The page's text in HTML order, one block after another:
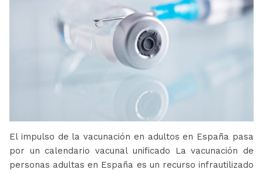
El impulso de la vacunación en adultos en España pasa
por un calendario vacunal unificado La vacunación de
personas adultas en España es un recurso infrautilizado